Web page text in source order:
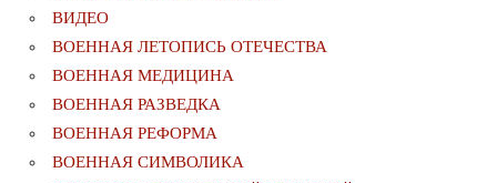
ВИДЕО
ВОЕННАЯ ЛЕТОПИСЬ ОТЕЧЕСТВА
ВОЕННАЯ МЕДИЦИНА
ВОЕННАЯ РАЗВЕДКА
ВОЕННАЯ РЕФОРМА
ВОЕННАЯ СИМВОЛИКА